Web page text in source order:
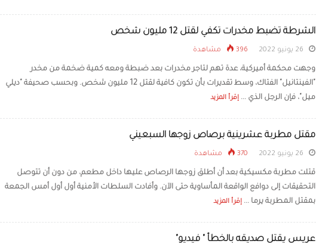
الشرطة تضبط مخدرات تكفي لقتل 12 مليون شخص
396 مشاهدة
وجهت محكمة أميركية، عدة تهم لتاجر مخدرات بعد ضبطة ومعه كمية ضخمة من مخدر
"الفينتانيل" الفتاك، وسط تقديرات بأن تكون كافية لقتل 12 مليون شخص. وبحسب صحيفة "ديلي
ميل"، فإن الرجل الذي ... إقرأ المزيد
مقتل مطربة عشرينية برصاص زوجها السبعيني
370 مشاهدة
قتلت مطربة مكسيكية بعد أن أطلق زوجها الرصاص عليها داخل مطعم، من دون أن تتوصل
التحقيقات إلى دوافع الواقعة المأساوية حتى الآن. وأفادت السلطات الأمنية أول أول أمس الجمعة
بمقتل المطربة يرما ... إقرأ المزيد
عريس يقتل صديقه بالخطأ " فيديو"